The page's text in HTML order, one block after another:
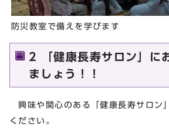
防災教室で備えを学びます
2 「健康長寿サロン」に
ましょう！！
興味や関心のある「健康長寿サロン
ください。